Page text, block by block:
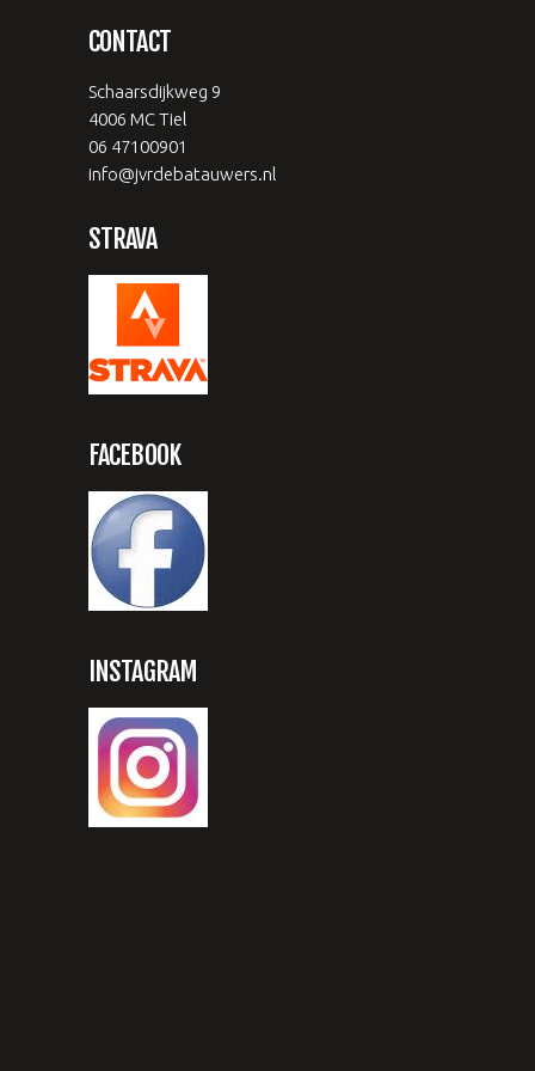
CONTACT
Schaarsdijkweg 9
4006 MC Tiel
06 47100901
info@jvrdebatauwers.nl
STRAVA
FACEBOOK
INSTAGRAM